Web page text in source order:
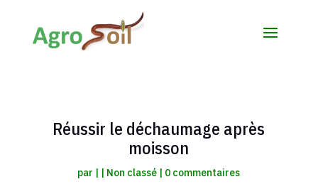
Réussir le déchaumage après
moisson
par | | Non classé | 0 commentaires